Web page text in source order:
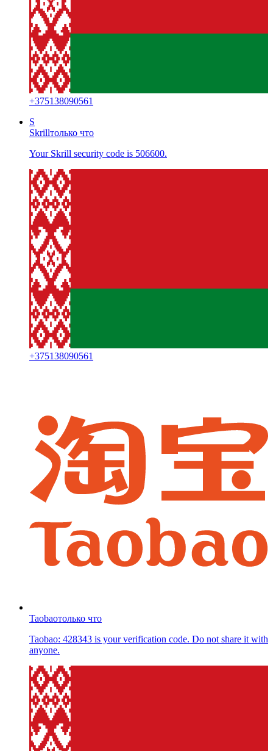
+375138090561
S
Skrillтолько что
Your Skrill security code is 506600.
+375138090561
Taobaoтолько что
Taobao: 428343 is your verification code. Do not share it with
anyone.